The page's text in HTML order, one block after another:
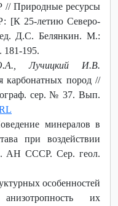
// Природные ресурсы
[К 25-летию Северо-
Д.С. Белянкин. М.:
195.
Лучицкий И.В.
карбонатных пород //
сер. № 37. Вып.
минералов в
при воздействии
АН СССР. Сер. геол.
особенностей
их